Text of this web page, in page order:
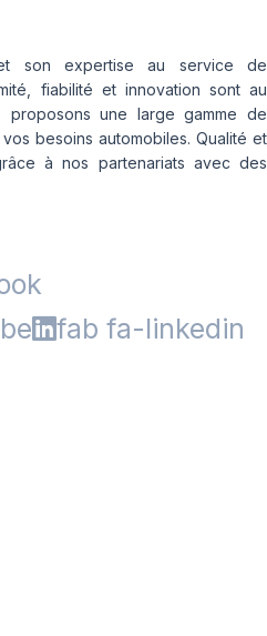
son expertise au service de
fiabilité et innovation sont au
une large gamme de
besoins automobiles. Qualité et
à nos partenariats avec des
fab fa-linkedin